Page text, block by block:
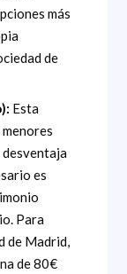
más
de
Esta
es
Para
de Madrid,
de 80€